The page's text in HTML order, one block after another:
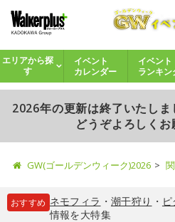
エリアから探
す
イベント
カレンダー
イベント
ランキン
2026年の更新は終了いたし
どうぞよろしくお
GW(ゴールデンウィーク)2026
おすすめ ネモフィラ ・ 潮干狩り ・
情報を大特集